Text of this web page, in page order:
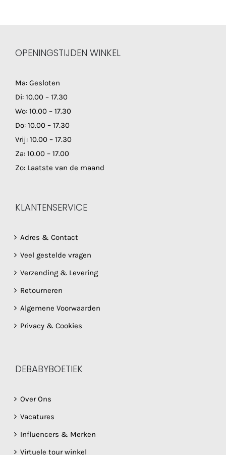
OPENINGSTIJDEN WINKEL
Ma: Gesloten
Di: 10.00 – 17.30
Wo: 10.00 – 17.30
Do: 10.00 – 17.30
Vrij: 10.00 – 17.30
Za: 10.00 – 17.00
Zo: Laatste van de maand
KLANTENSERVICE
Adres & Contact
Veel gestelde vragen
Verzending & Levering
Retourneren
Algemene Voorwaarden
Privacy & Cookies
DEBABYBOETIEK
Over Ons
Vacatures
Influencers & Merken
Virtuele tour winkel